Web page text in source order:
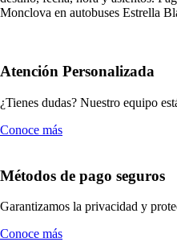
Monclova en autobuses Estrella
Atención Personalizada
¿Tienes dudas? Nuestro equipo
Conoce más
Métodos de pago seguros
Garantizamos la privacidad y
Conoce más